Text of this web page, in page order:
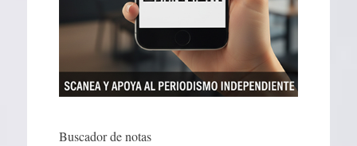
Buscador de notas